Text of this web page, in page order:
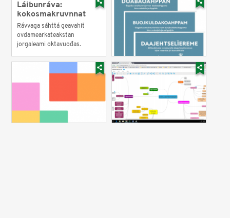
Láibunráva:
kokosmakruvnnat
Rávvaga sáhttá geavahit
ovdamearkateakstan
jorgaleami oktavuođas.